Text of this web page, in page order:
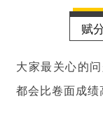
赋
大家最关心的
都会比卷面成绩